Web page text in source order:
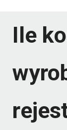
Ile